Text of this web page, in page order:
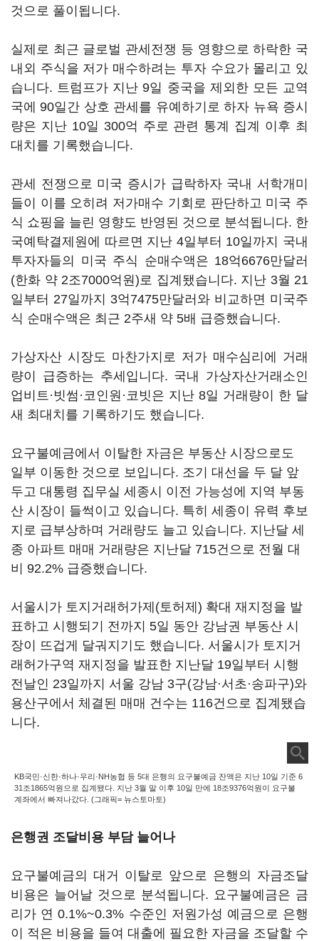
것으로 풀이됩니다.
실제로 최근 글로벌 관세전쟁 등 영향으로 하락한 국
내외 주식을 저가 매수하려는 투자 수요가 몰리고 있
습니다. 트럼프가 지난 9일 중국을 제외한 모든 교역
국에 90일간 상호 관세를 유예하기로 하자 뉴욕 증시
량은 지난 10일 300억 주로 관련 통계 집계 이후 최
대치를 기록했습니다.
관세 전쟁으로 미국 증시가 급락하자 국내 서학개미
들이 이를 오히려 저가매수 기회로 판단하고 미국 주
식 쇼핑을 늘린 영향도 반영된 것으로 분석됩니다. 한
국예탁결제원에 따르면 지난 4일부터 10일까지 국내
투자자들의 미국 주식 순매수액은 18억6676만달러
(한화 약 2조7000억원)로 집계됐습니다. 지난 3월 21
일부터 27일까지 3억7475만달러와 비교하면 미국주
식 순매수액은 최근 2주새 약 5배 급증했습니다.
가상자산 시장도 마찬가지로 저가 매수심리에 거래
량이 급증하는 추세입니다. 국내 가상자산거래소인
업비트·빗썸·코인원·코빗은 지난 8일 거래량이 한 달
새 최대치를 기록하기도 했습니다.
요구불예금에서 이탈한 자금은 부동산 시장으로도
일부 이동한 것으로 보입니다. 조기 대선을 두 달 앞
두고 대통령 집무실 세종시 이전 가능성에 지역 부동
산 시장이 들썩이고 있습니다. 특히 세종이 유력 후보
지로 급부상하며 거래량도 늘고 있습니다. 지난달 세
종 아파트 매매 거래량은 지난달 715건으로 전월 대
비 92.2% 급증했습니다.
서울시가 토지거래허가제(토허제) 확대 재지정을 발
표하고 시행되기 전까지 5일 동안 강남권 부동산 시
장이 뜨겁게 달궈지기도 했습니다. 서울시가 토지거
래허가구역 재지정을 발표한 지난달 19일부터 시행
전날인 23일까지 서울 강남 3구(강남·서초·송파구)와
용산구에서 체결된 매매 건수는 116건으로 집계됐습
니다.
KB국민·신한·하나·우리·NH농협 등 5대 은행의 요구불예금 잔액은 지난 10일 기준 6
31조1865억원으로 집계됐다. 지난 3월 말 이후 10일 만에 18조9376억원이 요구불
계좌에서 빠져나갔다. (그래픽= 뉴스토마토)
은행권 조달비용 부담 늘어나
요구불예금의 대거 이탈로 앞으로 은행의 자금조달
비용은 늘어날 것으로 분석됩니다. 요구불예금은 금
리가 연 0.1%~0.3% 수준인 저원가성 예금으로 은행
이 적은 비용을 들여 대출에 필요한 자금을 조달할 수